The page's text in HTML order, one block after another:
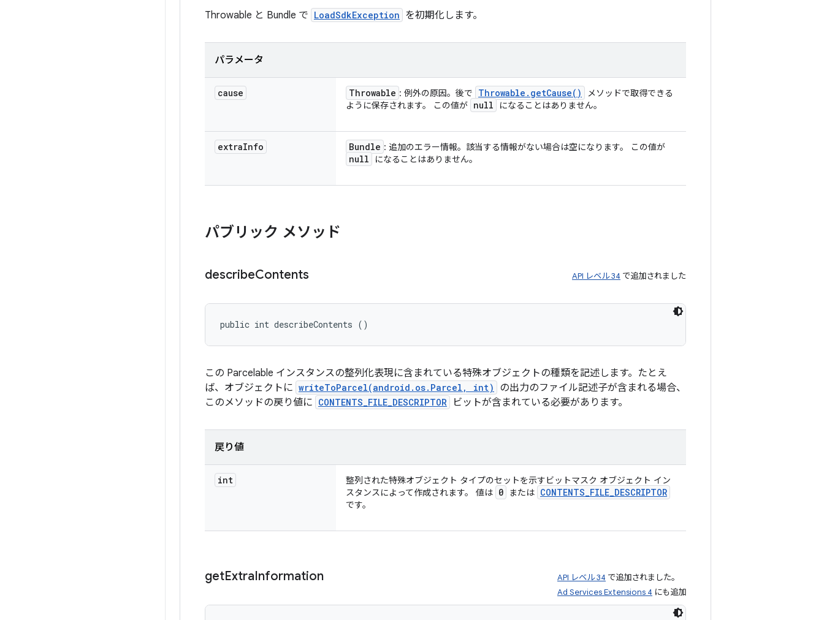
Throwable と Bundle で LoadSdkException を初期化します。
パラメータ
cause Throwable : 例外の原因。後で Throwable . getCause( )
メソッドで取得できる
ように保存されます。 この値が null になることはありません。
extraInfo Bundle : 追加のエラー情報。該当する情報がない場合は空になります。 この値が
null になることはありません。
パブリック メソッド
describeContents API レベル 34 で追加されました
public int describeContents ()
この Parcelable インスタンスの整列化表現に含まれている特殊オブジェクトの種類を記述します。たとえ
ば、オブジェクトに writeToParcel(android.os.Parcel, int)
の出力のファイル記述子が含まれる場合、
このメソッドの戻り値に CONTENTS_FILE_DESCRIPTOR ビットが含まれている必要があります。
戻り値
int
整列された特殊オブジェクト タイプのセットを示すビットマスク オブジェクト イン
スタンスによって作成されます。 値は 0 または CONTENTS_FILE_DESCRIPTOR
です。
getExtraInformation API レベル 34 で追加されました。
Ad Services Extensions 4 にも追加